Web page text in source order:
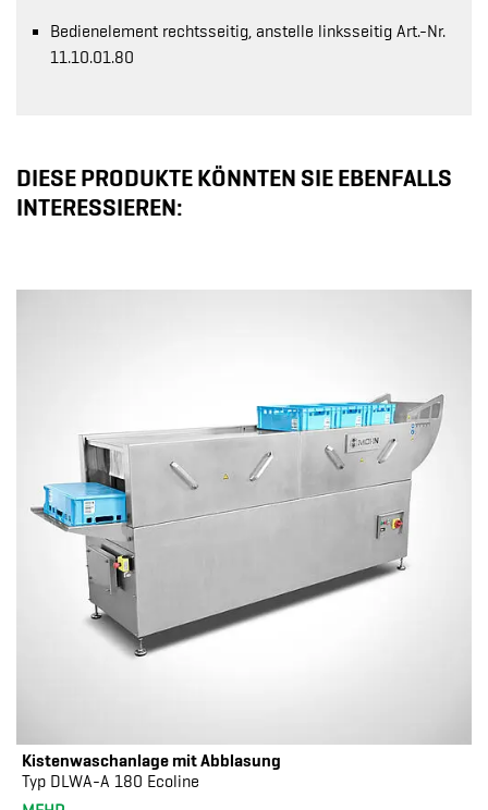
Bedienelement rechtsseitig, anstelle linksseitig Art.-Nr.
11.10.01.80
DIESE PRODUKTE KÖNNTEN SIE EBENFALLS
INTERESSIEREN:
Kistenwaschanlage mit Abblasung
Typ DLWA-A 180 Ecoline